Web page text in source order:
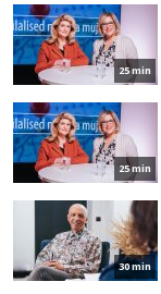
25 min
25 min
30 min